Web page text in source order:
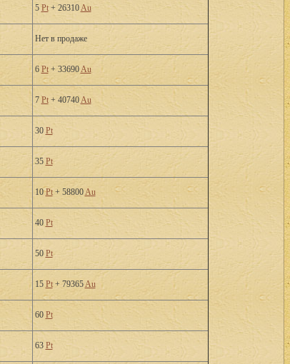
5 Pt+ 26310Au
Нет в продаже
6 Pt+ 33690Au
7 Pt+ 40740Au
30 Pt
35 Pt
10Pt+ 58800Au
40 Pt
50 Pt
15 Pt+ 79365Au
60 Pt
63 Pt